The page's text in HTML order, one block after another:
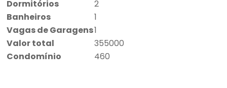
Dormitórios
2
Banheiros
1
Vagas de Garagens1
Valor total
355000
Condomínio
460